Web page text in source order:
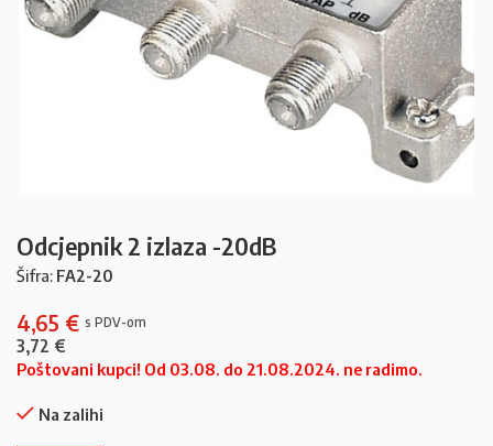
Odcjepnik 2 izlaza -20dB
Šifra: FA2-20
4,65 €
3,72 €
Poštovani kupci! Od 03.08. do 21.08.2024. ne radimo.
Na zalihi